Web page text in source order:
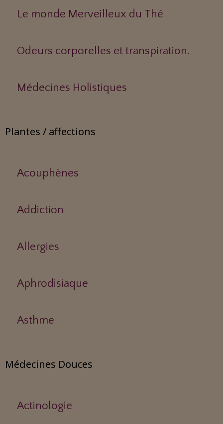
Le monde Merveilleux du Thé
Odeurs corporelles et transpiration.
Médecines Holistiques
Plantes / affections
Acouphènes
Addiction
Allergies
Aphrodisiaque
Asthme
Médecines Douces
Actinologie